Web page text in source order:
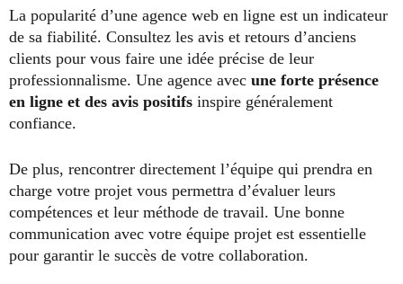
La popularité d’une agence web en ligne est un indicateur
de sa fiabilité. Consultez les avis et retours d’anciens
clients pour vous faire une idée précise de leur
professionnalisme. Une agence avec une forte présence
en ligne et des avis positifs inspire généralement
confiance.
De plus, rencontrer directement l’équipe qui prendra en
charge votre projet vous permettra d’évaluer leurs
compétences et leur méthode de travail. Une bonne
communication avec votre équipe projet est essentielle
pour garantir le succès de votre collaboration.